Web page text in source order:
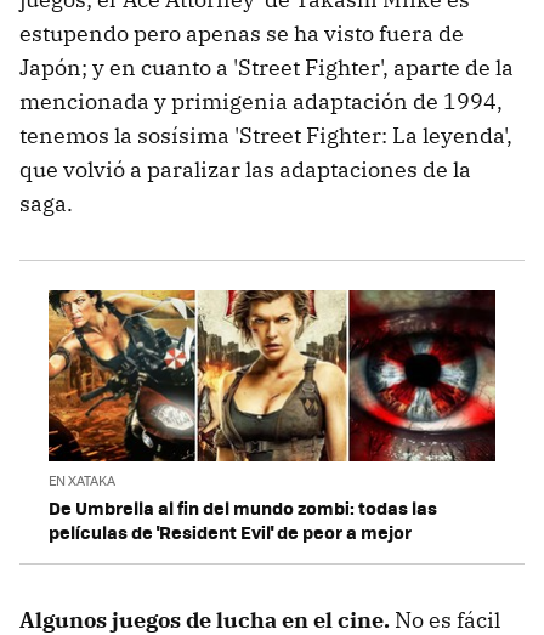
estupendo pero apenas se ha visto fuera de
Japón; y en cuanto a 'Street Fighter', aparte de la
mencionada y primigenia adaptación de 1994,
tenemos la sosísima 'Street Fighter: La leyenda',
que volvió a paralizar las adaptaciones de la
saga.
EN XATAKA
De Umbrella al fin del mundo zombi: todas las
películas de 'Resident Evil' de peor a mejor
Algunos juegos de lucha en el cine. No es fácil